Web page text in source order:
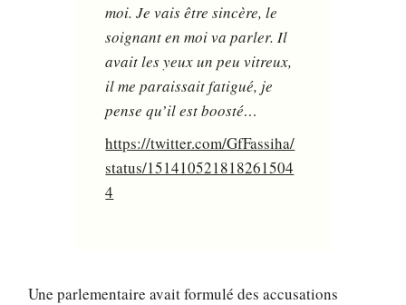
moi. Je vais être sincère, le
soignant en moi va parler. Il
avait les yeux un peu vitreux,
il me paraissait fatigué, je
pense qu’il est boosté…
https://twitter.com/GfFassiha/
status/151410521818261504
4
Une parlementaire avait formulé des accusations